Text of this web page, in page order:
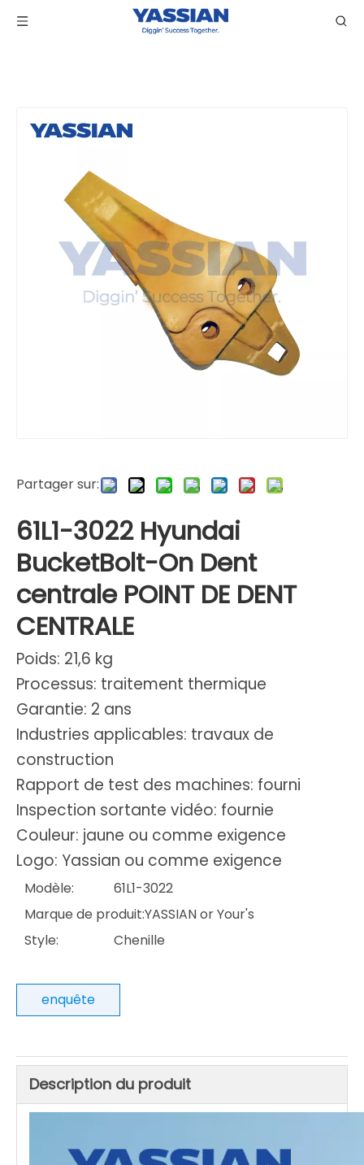
Partager sur:
61L1-3022 Hyundai
BucketBolt-On Dent
centrale POINT DE DENT
CENTRALE
Poids: 21,6 kg
Processus: traitement thermique
Garantie: 2 ans
Industries applicables: travaux de
construction
Rapport de test des machines: fourni
Inspection sortante vidéo: fournie
Couleur: jaune ou comme exigence
Logo: Yassian ou comme exigence
Modèle:
61L1-3022
Marque de produit:YASSIAN or Your's
Style:
Chenille
enquête
Description du produit